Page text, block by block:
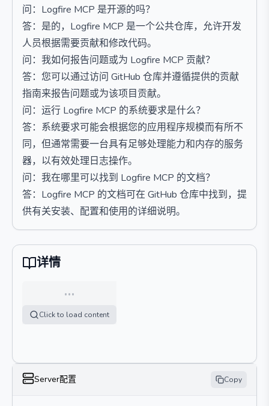
问：Logfire MCP 是开源的吗？
答：是的，Logfire MCP 是一个公共仓库，允许开发
人员根据需要贡献和修改代码。
问：我如何报告问题或为 Logfire MCP 贡献？
答：您可以通过访问 GitHub 仓库并遵循提供的贡献
指南来报告问题或为该项目贡献。
问：运行 Logfire MCP 的系统要求是什么？
答：系统要求可能会根据您的应用程序规模而有所不
同，但通常需要一台具有足够处理能力和内存的服务
器，以有效处理日志操作。
问：我在哪里可以找到 Logfire MCP 的文档？
答：Logfire MCP 的文档可在 GitHub 仓库中找到，提
供有关安装、配置和使用的详细说明。
详情
…
Click to load content
Server配置 Copy